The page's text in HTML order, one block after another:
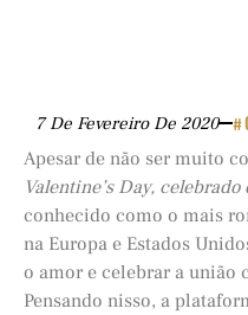
7 De Fevereiro De 2020
Apesar de não ser muito
Valentine’s Day, celebrado
conhecido como o mais
na Europa e Estados
o amor e celebrar a união
Pensando nisso, a